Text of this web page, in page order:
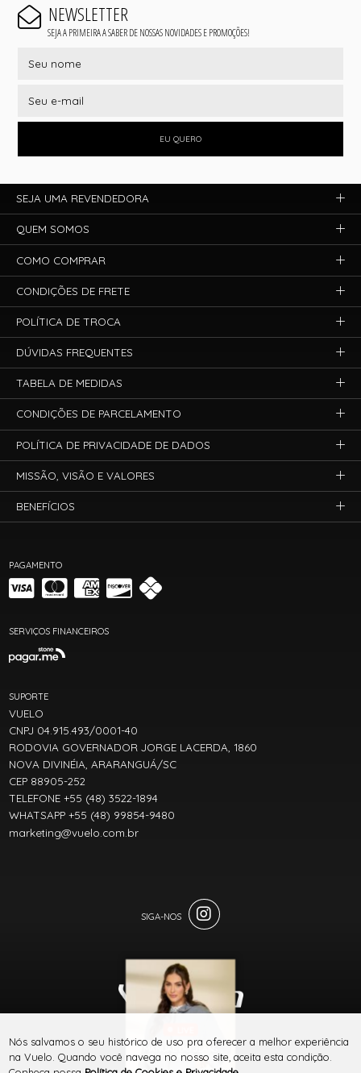
NEWSLETTER
SEJA A PRIMEIRA A SABER DE NOSSAS NOVIDADES E PROMOÇÕES!
EU QUERO
PAGAMENTO
SERVIÇOS FINANCEIROS
SUPORTE
VUELO
CNPJ 04.915.493/0001-40
RODOVIA GOVERNADOR JORGE LACERDA, 1860
NOVA DIVINÉIA, ARARANGUÁ/SC
CEP 88905-252
TELEFONE +55 (48) 3522-1894
WHATSAPP +55 (48) 99854-9480
marketing@vuelo.com.br
SEJA UMA REVENDEDORA
QUEM SOMOS
COMO COMPRAR
CONDIÇÕES DE FRETE
POLÍTICA DE TROCA
DÚVIDAS FREQUENTES
TABELA DE MEDIDAS
CONDIÇÕES DE PARCELAMENTO
POLÍTICA DE PRIVACIDADE DE DADOS
MISSÃO, VISÃO E VALORES
BENEFÍCIOS
® TODOS DIREITOS RESERVADOS
MANUAL DO JEANS
VUELO
Nós salvamos o seu histórico de uso pra oferecer a melhor experiência
na Vuelo. Quando você navega no nosso site, aceita esta condição.